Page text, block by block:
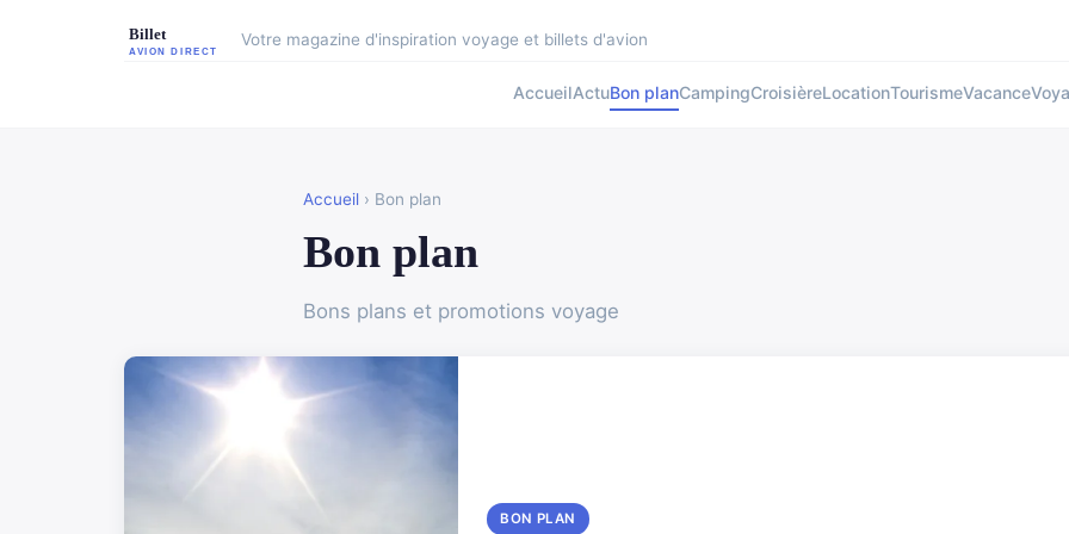
Votre magazine d'inspiration voyage et billets d'avion
AccueilActuBon planCampingCroisièreLocationTourismeVacance
Accueil › Bon plan
Bon plan
Bons plans et promotions voyage
BON PLAN